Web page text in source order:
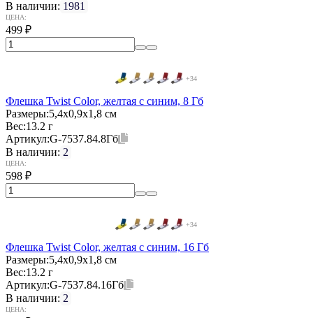
В наличии: 1981
ЦЕНА:
499 ₽
+34
Флешка Twist Color, желтая с синим, 8 Гб
Размеры:5,4х0,9х1,8 см
Вес:13.2 г
Артикул:G-7537.84.8Гб
В наличии: 2
ЦЕНА:
598 ₽
+34
Флешка Twist Color, желтая с синим, 16 Гб
Размеры:5,4х0,9х1,8 см
Вес:13.2 г
Артикул:G-7537.84.16Гб
В наличии: 2
ЦЕНА: